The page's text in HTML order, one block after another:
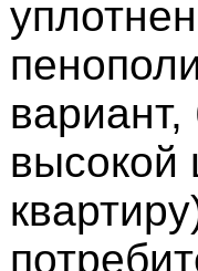
высокой